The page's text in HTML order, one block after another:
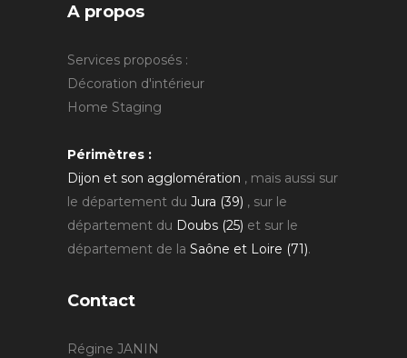
A propos
Services proposés :
Décoration d'intérieur
Home Staging
Périmètres :
Dijon et son agglomération , mais aussi sur
le département du Jura (39) , sur le
département du Doubs (25) et sur le
département de la Saône et Loire (71).
Contact
Régine JANIN